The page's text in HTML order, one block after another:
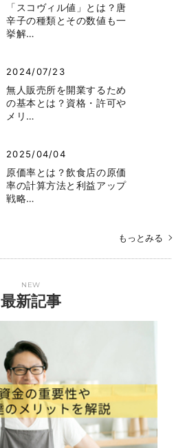
「スコヴィル値」とは？唐
辛子の種類とその数値も一
挙解…
2024/07/23
無人販売所を開業するため
の基本とは？資格・許可や
メリ…
2025/04/04
原価率とは？飲食店の原価
率の計算方法と利益アップ
戦略…
もっとみる
NEW
最新記事